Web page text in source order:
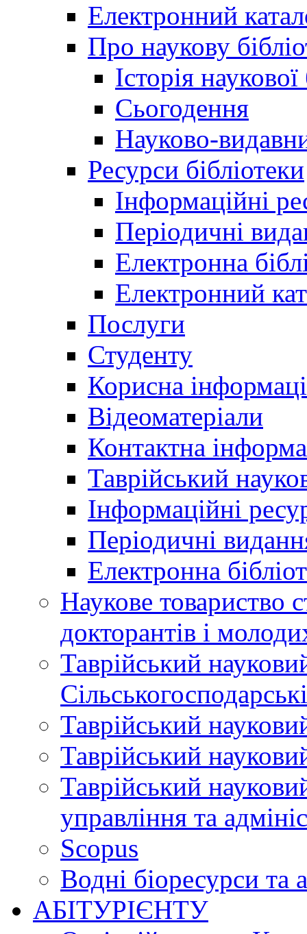
Електронний
Про наукову
Історія
Сьогодення
Науково-
Ресурси бібліотеки
Інформаційні
Періодичні
Електронна
Електронний
Послуги
Студенту
Корисна
Відеоматеріали
Контактна
Таврійський
Інформаційні
Періодичні
Електронна
Наукове товариство
докторантів і
Таврійський
Таврійський
Таврійський
Таврійський
управління та
Scopus
Водні біоресурси та
АБІТУРІЄНТУ